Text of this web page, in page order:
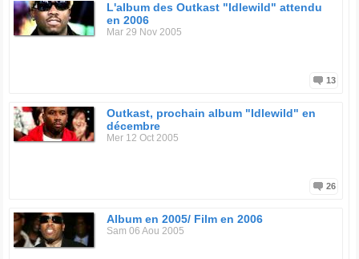
L'album des Outkast "Idlewild" attendu
en 2006
Mar 29 Nov 2005
13
Outkast, prochain album "Idlewild" en
décembre
Mer 12 Oct 2005
26
Album en 2005/ Film en 2006
Sam 06 Aou 2005